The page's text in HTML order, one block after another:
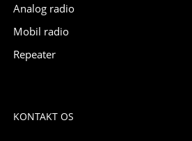
Analog radio
Mobil radio
Repeater
KONTAKT OS